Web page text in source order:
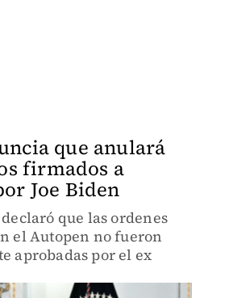
que anulará
firmados a
Joe Biden
que las ordenes
el Autopen no fueron
aprobadas por el ex